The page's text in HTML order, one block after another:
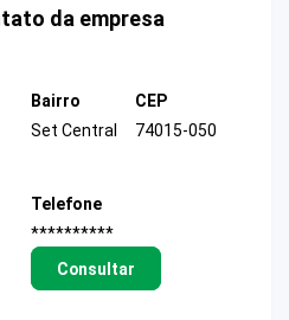
da empresa
Bairro
Set Central
CEP
74015-050
Telefone
**********
Consultar